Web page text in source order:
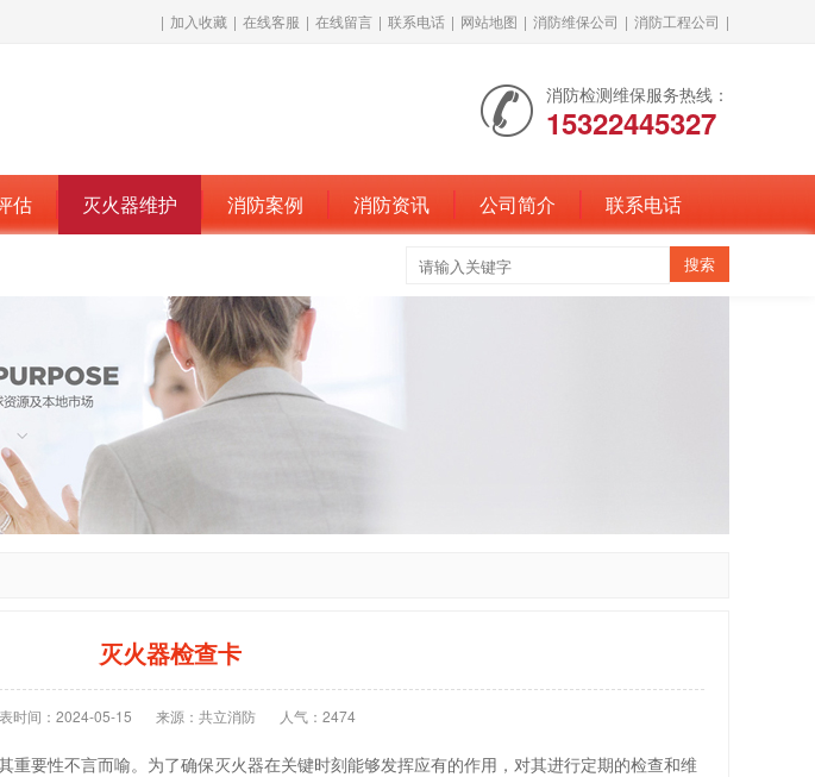
| 加入收藏 | 在线客服 | 在线留言 | 联系电话 | 网站地图 | 消防维保公司 | 消防工程公司 |
消防检测维保服务热线：
15322445327
估 灭火器维护 消防案例 消防资讯 公司简介 联系电话
灭火器检查卡
时间：2024-05-15 来源：共立消防 人气： 2474
要性不言而喻。为了确保灭火器在关键时刻能够发挥应有的作用，对其进行定期的检查和维